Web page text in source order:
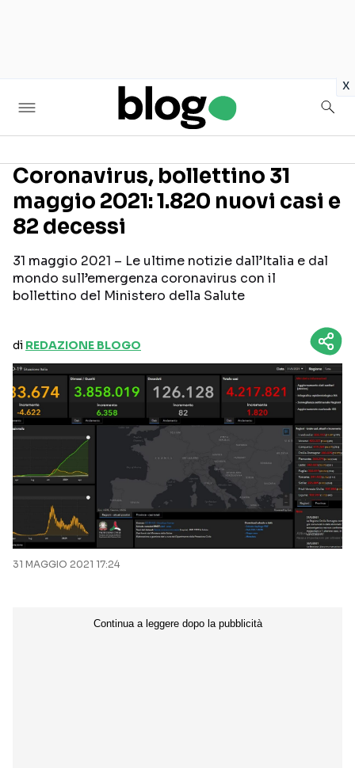
x
Seguici sui social
Coronavirus, bollettino 31
maggio 2021: 1.820 nuovi casi e
82 decessi
31 maggio 2021 – Le ultime notizie dall’Italia e dal
mondo sull’emergenza coronavirus con il
bollettino del Ministero della Salute
di REDAZIONE BLOGO
31 MAGGIO 2021 17:24